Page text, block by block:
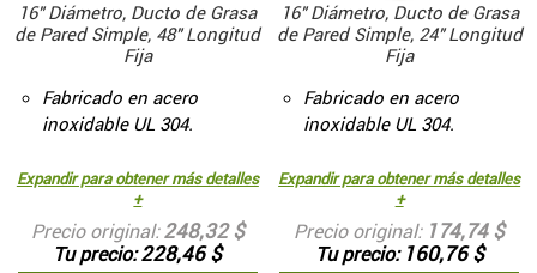
16" Diámetro, Ducto de Grasa
de Pared Simple, 48" Longitud
Fija
Fabricado en acero
inoxidable UL 304.
Expandir para obtener más detalles
+
Precio original 248,32 $
Tu precio 228,46 $
16" Diámetro, Ducto de Grasa
de Pared Simple, 24" Longitud
Fija
Fabricado en acero
inoxidable UL 304.
Expandir para obtener más detalles
+
Precio original 174,74 $
Tu precio 160,76 $